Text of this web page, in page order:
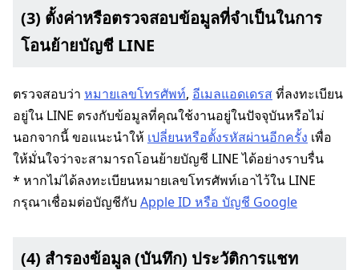
(3) ตั้งค่าหรือตรวจสอบข้อมูลที่จำเป็นในการ
โอนย้ายบัญชี LINE
ตรวจสอบว่า หมายเลขโทรศัพท์, อีเมลแอดเดรสที่ลงทะเบียน
อยู่ใน LINE ตรงกับข้อมูลที่คุณใช้งานอยู่ในปัจจุบันหรือไม่
นอกจากนี้ ขอแนะนำให้ เปลี่ยนหรือตั้งรหัสผ่านอีกครั้ง เพื่อ
ให้มั่นใจว่าจะสามารถโอนย้ายบัญชี LINE ได้อย่างราบรื่น
* หากไม่ได้ลงทะเบียนหมายเลขโทรศัพท์เอาไว้ใน LINE
กรุณาเชื่อมต่อบัญชีกับ Apple ID หรือ บัญชี Google
(4) สำรองข้อมูล (บันทึก) ประวัติการแชท